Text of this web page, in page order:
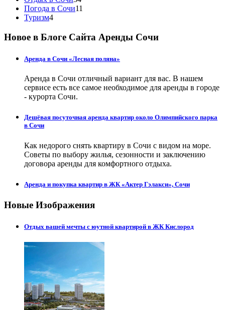
Погода в Сочи11
Туризм4
Новое в Блоге Сайта Аренды Сочи
Аренда в Сочи «Лесная поляна»
Аренда в Сочи отличный вариант для вас. В нашем
сервисе есть все самое необходимое для аренды в городе
- курорта Сочи.
Дешёвая посуточная аренда квартир около Олимпийского парка
в Сочи
Как недорого снять квартиру в Сочи с видом на море.
Советы по выбору жилья, сезонности и заключению
договора аренды для комфортного отдыха.
Аренда и покупка квартир в ЖК «Актер Гэлакси», Сочи
Новые Изображения
Отдых вашей мечты с юутной квартирой в ЖК Кислород